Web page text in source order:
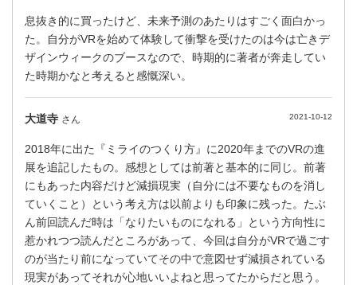
息抜き的に買ったけど、未来予測のあたりはすごく面白かっ
た。自分がVRを始めて体験して衝撃を受けたのは今は亡きデ
ザインウィークのブースなので、時期的に著者が奔走してい
た時期かなと考えると感慨深い。
大道寺 さん 2021-10-12
2018年に出た『ミライのつくり方』に2020年までのVRの進
展を追記したもの。感想としては前著と基本的に同じ。前著
にもあった内容だけど減損現実（自分には不要なものを消し
ていくこと）という考え方は以前よりも印象に残った。たぶ
ん前回読んだ時は「なりたいものになれる」という方向性に
惹かれつつ読んだところがあって、今回は自分がVRで過ごす
のが当たり前になっていてその中で意図せず減損されている
現実があってそれが心地いいよねと思ってたからだと思う。